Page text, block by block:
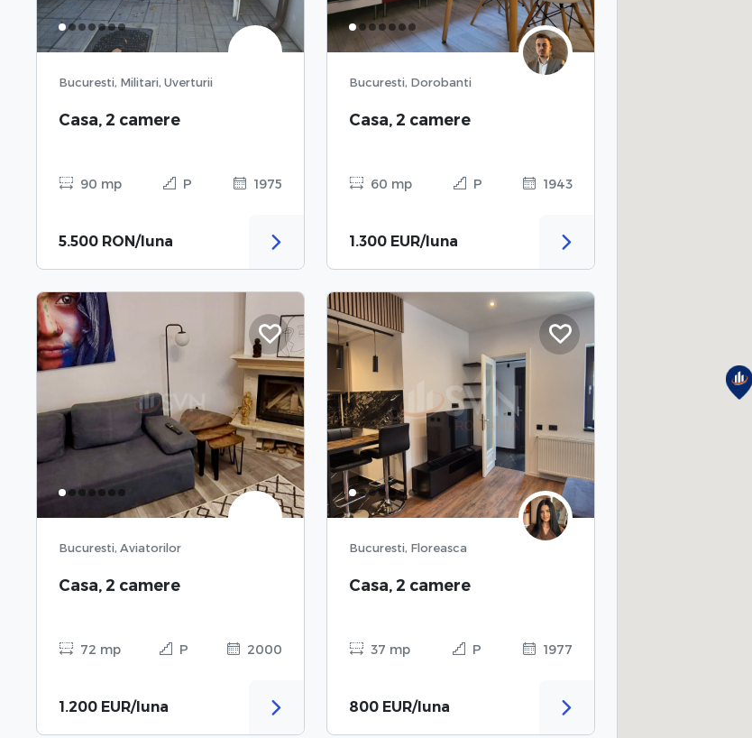
Bucuresti, Militari, Uverturii
Casa, 2 camere
90 mp P 1975
5.500 RON/luna
Bucuresti, Dorobanti
Casa, 2 camere
60 mp P 1943
1.300 EUR/luna
Bucuresti, Aviatorilor
Casa, 2 camere
72 mp P 2000
1.200 EUR/luna
Bucuresti, Floreasca
Casa, 2 camere
37 mp P 1977
800 EUR/luna